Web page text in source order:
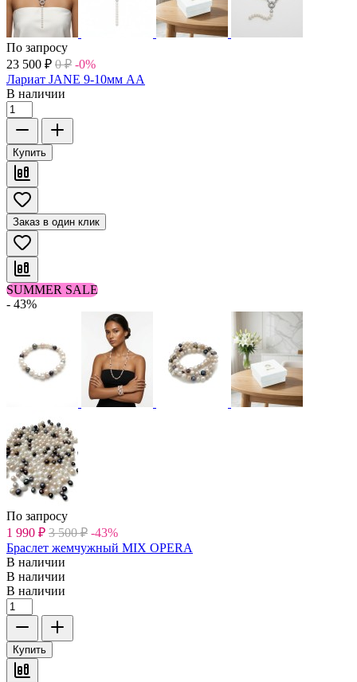
По запросу
23 500 ₽ 0 ₽ -0%
Лариат JANE 9-10мм АА
В наличии
Купить
Заказ в один клик
SUMMER SALE
- 43%
По запросу
1 990 ₽ 3 500 ₽ -43%
Браслет жемчужный MIX OPERA
В наличии
В наличии
В наличии
Купить